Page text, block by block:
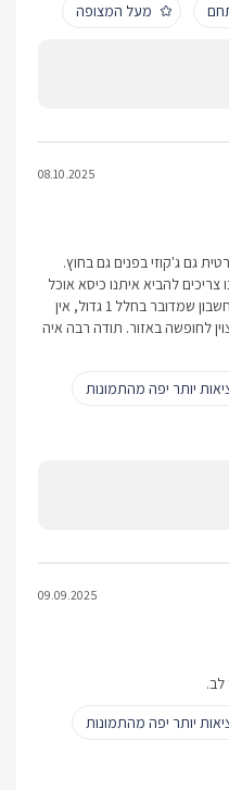
מעל המצופה
08.10.2025
גם ג'קוזי בפנים גם בחוץ.
צריכים להביא איתנו כיסא אוכל
לתינוקת ולול מתקפל וכמובן שלקחת בחשבון שמדובר בחלל 1 גדול, אין
לחופשה באזור. תודה רבה איה
יותר יפה מהתמונות
09.09.2025
לב.
יותר יפה מהתמונות